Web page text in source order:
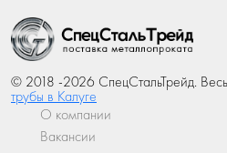
© 2018 -2026 СпецСтальТрейд.
трубы в Калуге
О компании
Вакансии